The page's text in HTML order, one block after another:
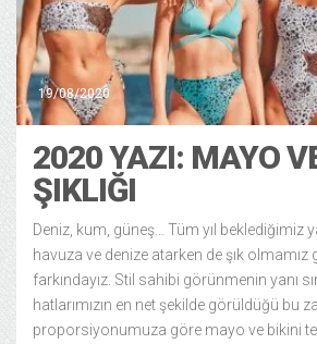
19/08/2020
2020 YAZI: MAYO
ŞIKLIĞI
Deniz, kum, güneş… Tüm yıl beklediğimiz
havuza ve denize atarken de şık
farkındayız. Stil sahibi görünmenin yanı
hatlarımızın en net şekilde görüldüğü bu
proporsiyonumuza göre mayo ve bikini